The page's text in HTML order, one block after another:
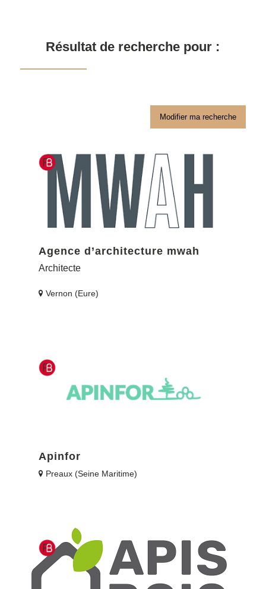
Résultat de recherche pour :
Modifier ma recherche
Agence d’architecture mwah
Architecte
Vernon (Eure)
Apinfor
Preaux (Seine Maritime)